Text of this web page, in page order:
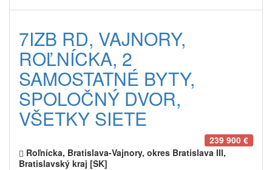
7IZB RD, VAJNORY,
ROĽNÍCKA, 2
SAMOSTATNÉ BYTY,
SPOLOČNÝ DVOR,
VŠETKY SIETE
239 900 €
Roľnícka, Bratislava-Vajnory, okres Bratislava III,
Bratislavský kraj [SK]